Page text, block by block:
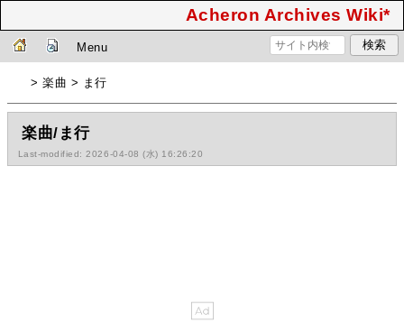
Acheron Archives Wiki*
Menu
> 楽曲 > ま行
楽曲/ま行
Last-modified: 2026-04-08 (水) 16:26:20